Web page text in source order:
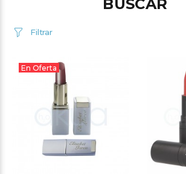
BUSCAR
Filtrar
En Oferta